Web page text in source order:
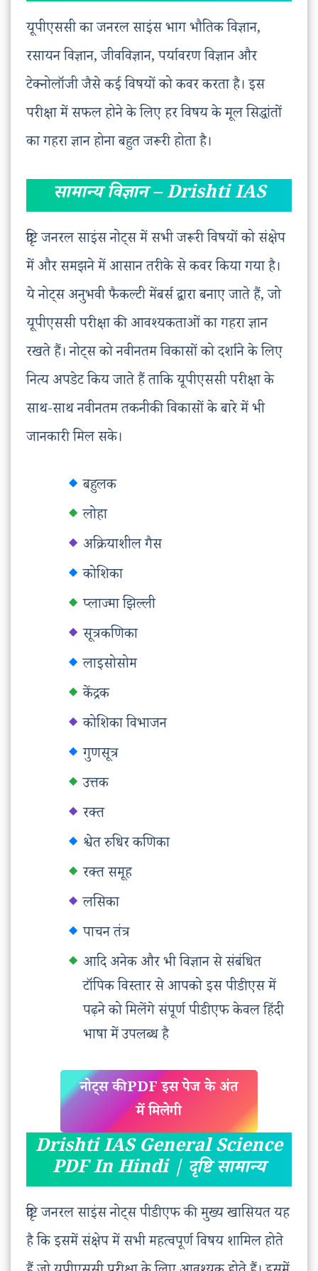
यूपीएससी का जनरल साइंस भाग भौतिक विज्ञान,
रसायन विज्ञान, जीवविज्ञान, पर्यावरण विज्ञान और
टेक्नोलॉजी जैसे कई विषयों को कवर करता है। इस
परीक्षा में सफल होने के लिए हर विषय के मूल सिद्धांतों
का गहरा ज्ञान होना बहुत जरूरी होता है।
सामान्य विज्ञान – Drishti IAS
दृष्टि जनरल साइंस नोट्स में सभी जरूरी विषयों को संक्षेप
में और समझने में आसान तरीके से कवर किया गया है।
ये नोट्स अनुभवी फैकल्टी मेंबर्स द्वारा बनाए जाते हैं, जो
यूपीएससी परीक्षा की आवश्यकताओं का गहरा ज्ञान
रखते हैं। नोट्स को नवीनतम विकासों को दर्शाने के लिए
नित्य अपडेट किय जाते हैं ताकि यूपीएससी परीक्षा के
साथ-साथ नवीनतम तकनीकी विकासों के बारे में भी
जानकारी मिल सके।
बहुलक
लोहा
अक्रियाशील गैस
कोशिका
प्लाज्मा झिल्ली
सूत्रकणिका
लाइसोसोम
केंद्रक
कोशिका विभाजन
गुणसूत्र
उत्तक
रक्त
श्वेत रुधिर कणिका
रक्त समूह
लसिका
पाचन तंत्र
आदि अनेक और भी विज्ञान से संबंधित
टॉपिक विस्तार से आपको इस पीडीएस में
पढ़ने को मिलेंगे संपूर्ण पीडीएफ केवल हिंदी
भाषा में उपलब्ध है
नोट्स की PDF इस पेज के अंत
में मिलेगी
Drishti IAS General Science
PDF In Hindi | दृष्टि सामान्य
दृष्टि जनरल साइंस नोट्स पीडीएफ की मुख्य खासियत यह
है कि इसमें संक्षेप में सभी महत्वपूर्ण विषय शामिल होते